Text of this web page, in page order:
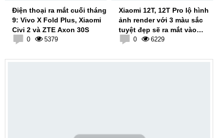
Điện thoại ra mắt cuối tháng
9: Vivo X Fold Plus, Xiaomi
Civi 2 và ZTE Axon 30S
0 5379
Xiaomi 12T, 12T Pro lộ hình
ảnh render với 3 màu sắc
tuyệt đẹp sẽ ra mắt vào
tháng 10
0 6229